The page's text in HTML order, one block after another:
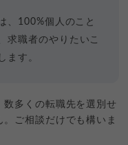
、100%個人のこと
求職者のやりたいこ
ます。
多くの転職先を選別せ
ご相談だけでも構いま